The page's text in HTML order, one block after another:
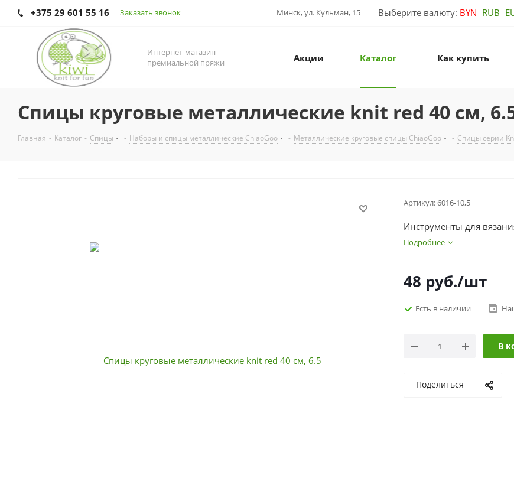
+375 29 601 55 16 Заказать звонок Минск, ул. Кульман, 15 Выберите валюту: BYN RUB
Интернет-магазин
премиальной пряжи
Акции Каталог Как купить
Спицы круговые металлические knit red 40 см,
Главная - Каталог - Спицы - Наборы и спицы металлические ChiaoGoo - Металлические круговые спицы ChiaoGoo - Спицы серии
Артикул:6016-10,5
Инструменты для
Подробнее
48 руб./шт
Есть в наличии
В
Поделиться